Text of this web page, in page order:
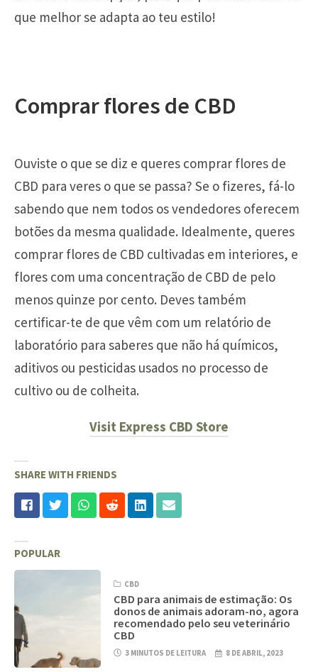
que melhor se adapta ao teu estilo!
Comprar flores de CBD
Ouviste o que se diz e queres comprar flores de
CBD para veres o que se passa? Se o fizeres, fá-lo
sabendo que nem todos os vendedores oferecem
botões da mesma qualidade. Idealmente, queres
comprar flores de CBD cultivadas em interiores, e
flores com uma concentração de CBD de pelo
menos quinze por cento. Deves também
certificar-te de que vêm com um relatório de
laboratório para saberes que não há químicos,
aditivos ou pesticidas usados no processo de
cultivo ou de colheita.
Visit Express CBD Store
SHARE WITH FRIENDS
POPULAR
CBD
CBD para animais de estimação: Os
donos de animais adoram-no, agora
recomendado pelo seu veterinário
CBD
3 MINUTOS DE LEITURA 8 DE ABRIL, 2023